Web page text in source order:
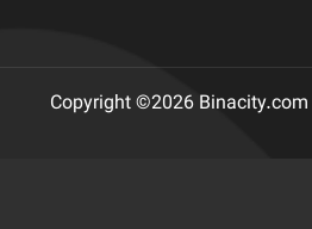
Copyright ©2026 Binacity.com